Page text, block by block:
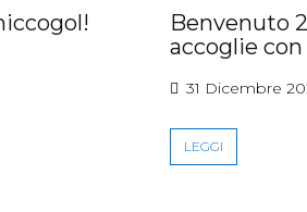
Benvenuto
accoglie
31 Dicembre
LEGGI